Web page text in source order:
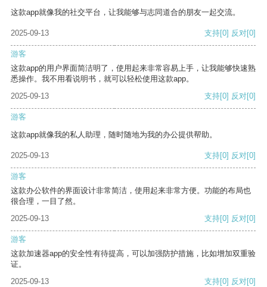
这款app就像我的社交平台，让我能够与志同道合的朋友一起交流。
2025-09-13 支持[0] 反对[0]
游客
这款app的用户界面简洁明了，使用起来非常容易上手，让我能够快速熟
悉操作。我不用看说明书，就可以轻松使用这款app。
2025-09-13
支持[0] 反对[0]
游客
这款app就像我的私人助理，随时随地为我的办公提供帮助。
2025-09-13 支持[0] 反对[0]
游客
这款办公软件的界面设计非常简洁，使用起来非常方便。功能的布局也
很合理，一目了然。
2025-09-13
支持[0] 反对[0]
游客
这款加速器app的安全性有待提高，可以加强防护措施，比如增加双重验
证。
2025-09-13
支持[0] 反对[0]